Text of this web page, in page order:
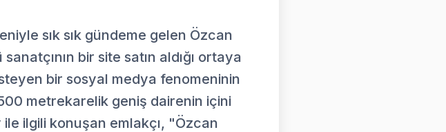
sık sık gündeme gelen Özcan
bir site satın aldığı ortaya
bir sosyal medya fenomeninin
metrekarelik geniş dairenin içini
ile ilgili konuşan emlakçı, "Özcan